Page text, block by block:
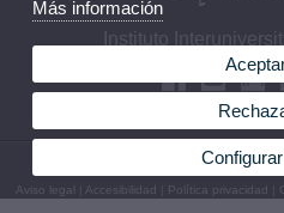
Instituto
© 2026 UV. - Pl. Cisneros, 4.
Aviso legal Accesibilidad Política privacidad
Más información